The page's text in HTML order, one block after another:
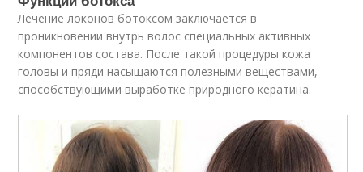
Лечение локонов ботоксом заключается в
проникновении внутрь волос специальных активных
компонентов состава. После такой процедуры кожа
головы и пряди насыщаются полезными веществами,
способствующими выработке природного кератина.